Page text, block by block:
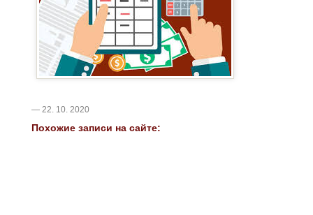
— 22. 10. 2020
Похожие записи на сайте: